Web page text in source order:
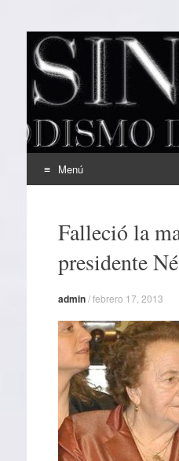
EL
Periodismo Inteligente
Menú
contenidoFalleció la
presidente
admin/febrero 17, 2013